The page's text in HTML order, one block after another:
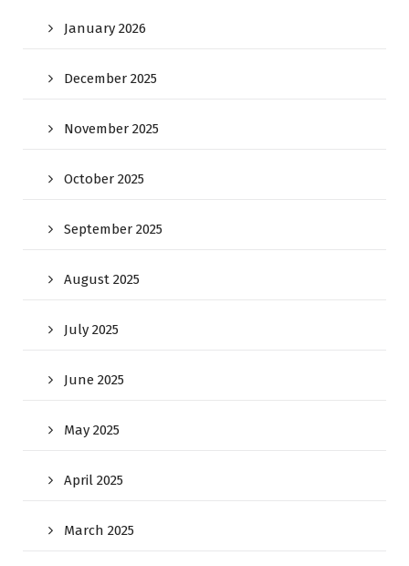
January 2026
December 2025
November 2025
October 2025
September 2025
August 2025
July 2025
June 2025
May 2025
April 2025
March 2025